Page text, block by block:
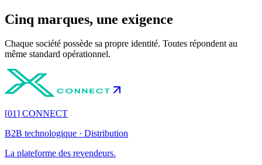
Cinq marques, une exigence
Chaque société possède sa propre identité. Toutes répondent au
même standard opérationnel.
[01] CONNECT
B2B technologique · Distribution
La plateforme des revendeurs.